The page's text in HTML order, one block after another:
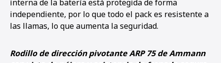
interna de la batería está protegida de forma
independiente, por lo que todo el pack es resistente a
las llamas, lo que aumenta la seguridad.
Rodillo de dirección pivotante ARP 75 de Ammann